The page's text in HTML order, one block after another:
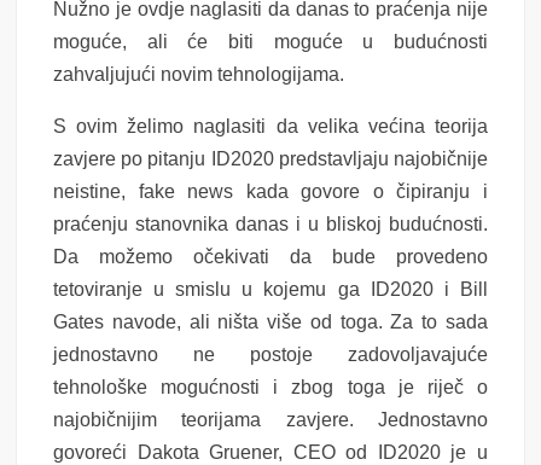
Nužno je ovdje naglasiti da danas to praćenja nije
moguće, ali će biti moguće u budućnosti
zahvaljujući novim tehnologijama.
S ovim želimo naglasiti da velika većina teorija
zavjere po pitanju ID2020 predstavljaju najobičnije
neistine, fake news kada govore o čipiranju i
praćenju stanovnika danas i u bliskoj budućnosti.
Da možemo očekivati da bude provedeno
tetoviranje u smislu u kojemu ga ID2020 i Bill
Gates navode, ali ništa više od toga. Za to sada
jednostavno ne postoje zadovoljavajuće
tehnološke mogućnosti i zbog toga je riječ o
najobičnijim teorijama zavjere. Jednostavno
govoreći Dakota Gruener, CEO od ID2020 je u